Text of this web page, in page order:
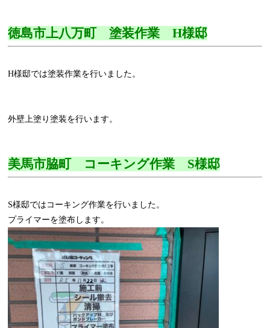
徳島市上八万町 塗装作業 H様邸
H様邸では塗装作業を行いました。
外壁上塗り塗装を行います。
美馬市脇町 コーキング作業 S様邸
S様邸ではコーキング作業を行いました。
プライマーを塗布します。